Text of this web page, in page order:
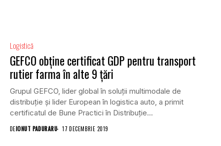
Logistică
GEFCO obține certificat GDP pentru transport
rutier farma în alte 9 țări
Grupul GEFCO, lider global în soluții multimodale de
distribuție și lider European în logistica auto, a primit
certificatul de Bune Practici în Distribuție...
DEIONUT PADURARU 17 DECEMBRIE 2019